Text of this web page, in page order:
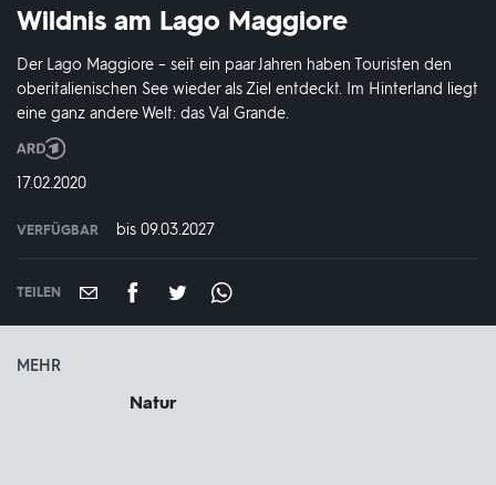
Wildnis am Lago Maggiore
Der Lago Maggiore – seit ein paar Jahren haben Touristen den
oberitalienischen See wieder als Ziel entdeckt. Im Hinterland liegt
eine ganz andere Welt: das Val Grande.
Produktionsland
und
jahr:
DATUM:
17.02.2020
VERFÜGBAR bis 09.03.2027
TEILEN
MEHR
Natur